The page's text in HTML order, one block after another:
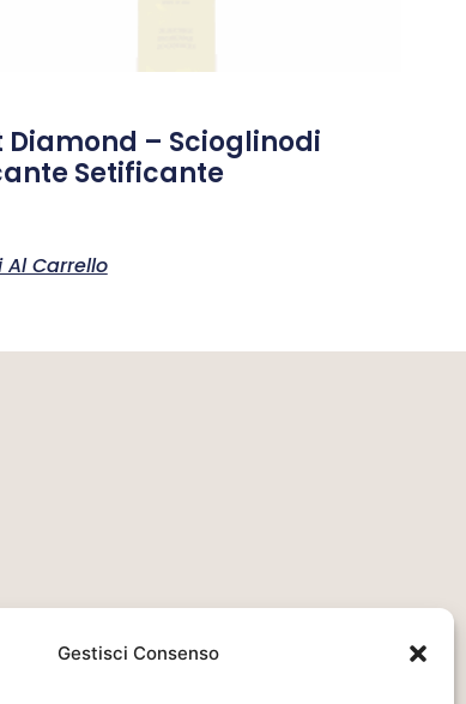
Gestisci Consenso
Diamond – Scioglinodi
Setificante
Carrello